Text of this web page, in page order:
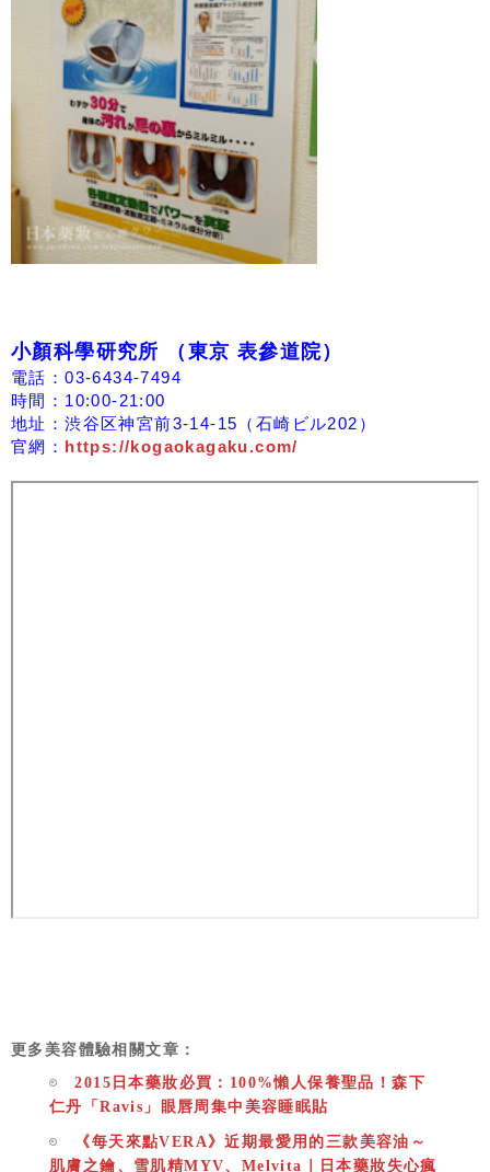
小顏科學研究所 （東京 表參道院）
電話：03-6434-7494
時間：10:00-21:00
地址：渋谷区神宮前3-14-15（石崎ビル202）
官網： https://kogaokagaku.com/
更多美容體驗相關文章：
2015日本藥妝必買：100%懶人保養聖品！森下
仁丹「Ravis」眼唇周集中美容睡眠貼
《每天來點VERA》近期最愛用的三款美容油～
肌膚之鑰、雪肌精MYV、Melvita｜日本藥妝失心瘋